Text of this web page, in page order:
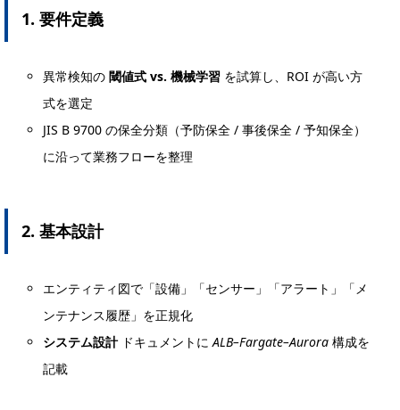
1. 要件定義
異常検知の閾値式 vs. 機械学習 を試算し、ROI が高い方
式を選定
JIS B 9700 の保全分類（予防保全 / 事後保全 / 予知保全）
に沿って業務フローを整理
2. 基本設計
エンティティ図で「設備」「センサー」「アラート」「メ
ンテナンス履歴」を正規化
システム設計ドキュメントにALB–Fargate–Aurora 構成を
記載